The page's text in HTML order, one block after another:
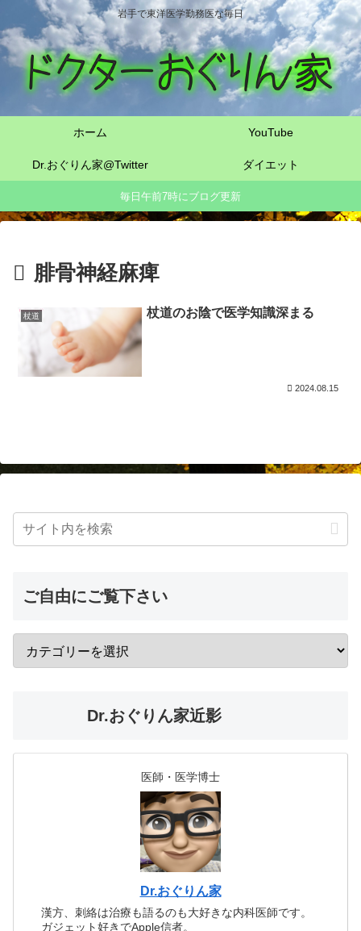
岩手で東洋医学勤務医な毎日
ホーム YouTube
Dr.おぐりん家@Twitter ダイエット
毎日午前7時にブログ更新
腓骨神経麻痺
杖道 杖道のお陰で医学知識深まる
2024.08.15
ご自由にご覧下さい
Dr.おぐりん家近影
医師・医学博士
Dr.おぐりん家
漢方、刺絡は治療も語るのも大好きな内科医師です。
ガジェット好きでApple信者。